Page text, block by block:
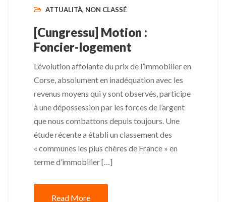
ATTUALITÀ, NON CLASSÉ
[Cungressu] Motion :
Foncier-logement
L’évolution affolante du prix de l’immobilier en
Corse, absolument en inadéquation avec les
revenus moyens qui y sont observés, participe
à une dépossession par les forces de l’argent
que nous combattons depuis toujours. Une
étude récente a établi un classement des
« communes les plus chères de France » en
terme d’immobilier […]
Read More